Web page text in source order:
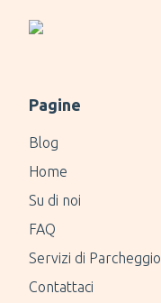
Pagine
Blog
Home
Su di noi
FAQ
Servizi di Parcheggio
Contattaci